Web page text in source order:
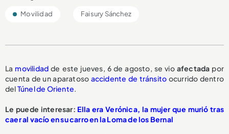
Movilidad Faisury Sánchez
La movilidad de este jueves, 6 de agosto, se vioafectada por
cuenta de un aparatoso accidente de tránsito ocurrido dentro
delTúnel de Oriente.
Le puede interesar: Ella era Verónica, la mujer que murió tras
caer al vacío en su carro en la Loma de los Bernal